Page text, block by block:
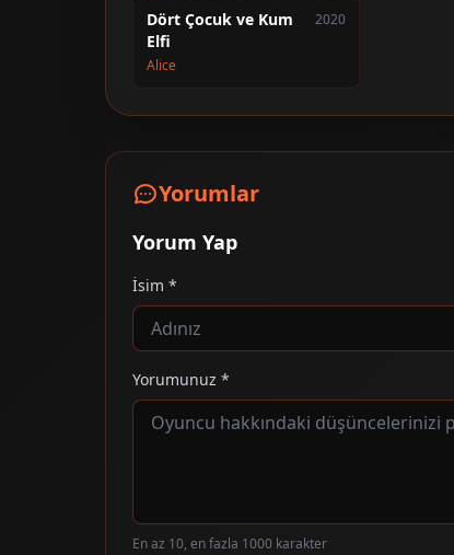
Dört Çocuk ve Kum
Elfi
2020
Alice
Yorumlar
Yorum Yap
İsim *
Yorumunuz *
En az 10, en fazla 1000 karakter